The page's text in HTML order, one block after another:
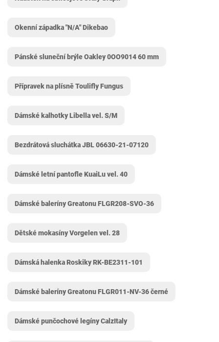
Okenní západka "N/A" Dikebao
Pánské sluneční brýle Oakley 0OO9014 60 mm
Přípravek na plísně Toulifly Fungus
Dámské kalhotky Libella vel. S/M
Bezdrátová sluchátka JBL 06630-21-07120
Dámské letní pantofle KuaiLu vel. 40
Dámské baleríny Greatonu FLGR208-SVO-36
Dětské mokasíny Vorgelen vel. 28
Dámská halenka Roskiky RK-BE2311-101
Dámské baleríny Greatonu FLGR011-NV-36 černé
Dámské punčochové legíny CalzItaly